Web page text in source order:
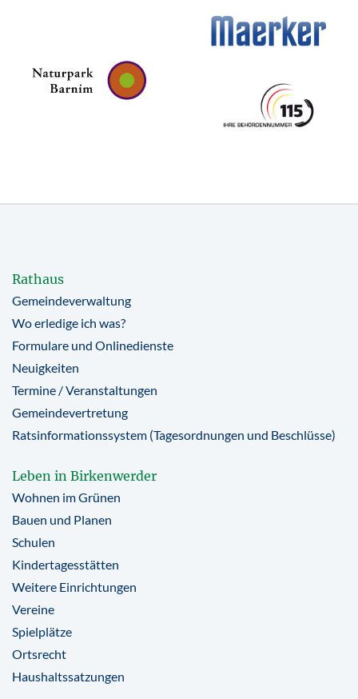
Rathaus
Gemeindeverwaltung
Wo erledige ich was?
Formulare und Onlinedienste
Neuigkeiten
Termine / Veranstaltungen
Gemeindevertretung
Ratsinformationssystem (Tagesordnungen und Beschlüsse)
Leben in Birkenwerder
Wohnen im Grünen
Bauen und Planen
Schulen
Kindertagesstätten
Weitere Einrichtungen
Vereine
Spielplätze
Ortsrecht
Haushaltssatzungen